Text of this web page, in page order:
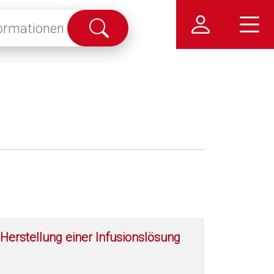
Suche
abschicken
einer Infusionslösung